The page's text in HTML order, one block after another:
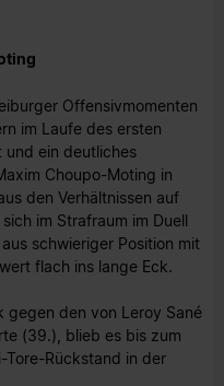
Offensivmomenten
im Laufe des ersten
und ein deutliches
Choupo-Moting in
den Verhältnissen auf
im Strafraum im Duell
schwieriger Position mit
flach ins lange Eck.
gegen den von Leroy Sané
(39.), blieb es bis zum
Rückstand in der